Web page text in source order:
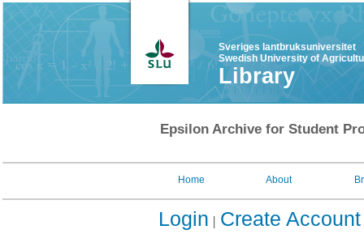
Sveriges lantbruksuniversitet
Swedish University of
Library
Epsilon Archive for Student
Home About
Login Create Account